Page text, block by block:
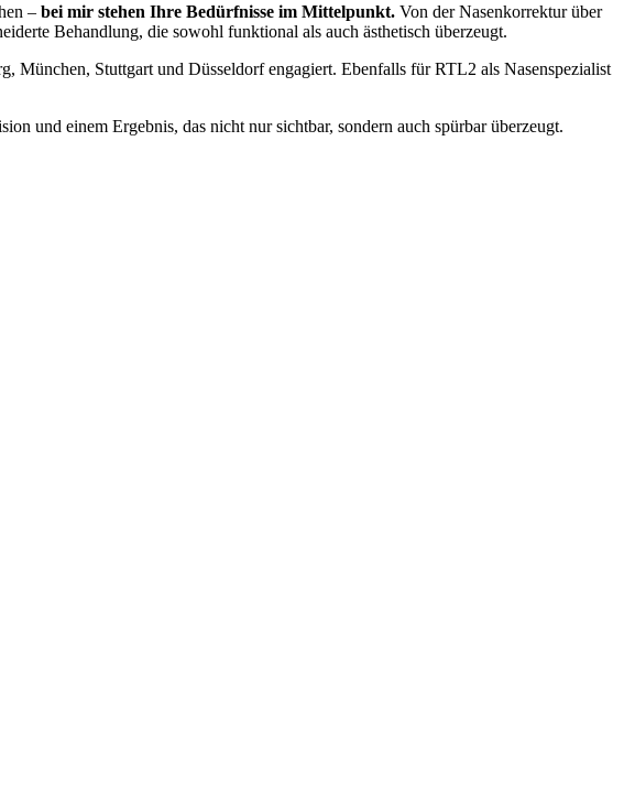
– bei mir stehen Ihre Bedürfnisse im Mittelpunkt. Von der Nasenkorrektur über
Behandlung, die sowohl funktional als auch ästhetisch überzeugt.
Stuttgart und Düsseldorf engagiert. Ebenfalls für RTL2 als Nasenspezialist
und einem Ergebnis, das nicht nur sichtbar, sondern auch spürbar überzeugt.